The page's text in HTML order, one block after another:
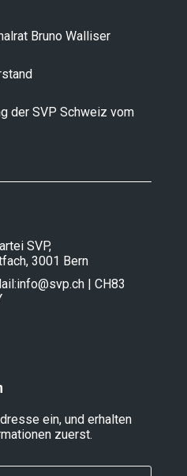
Bruno Walliser
der SVP Schweiz vom
SVP,
3001 Bern
info@svp.ch | CH83
ein, und erhalten
zuerst.